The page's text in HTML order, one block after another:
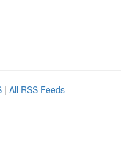
| All RSS Feeds